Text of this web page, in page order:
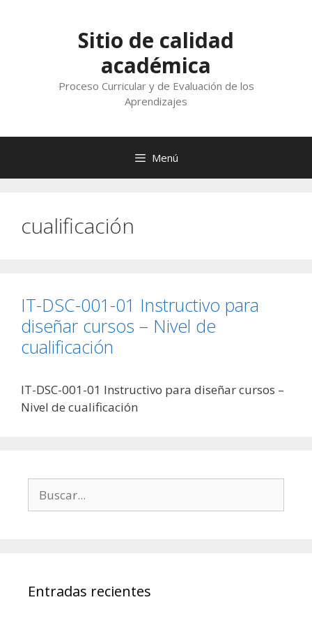
Sitio de calidad
académica
Proceso Curricular y de Evaluación de los
Aprendizajes
Menú
cualificación
IT-DSC-001-01 Instructivo para
diseñar cursos – Nivel de
cualificación
IT-DSC-001-01 Instructivo para diseñar cursos –
Nivel de cualificación
Entradas recientes